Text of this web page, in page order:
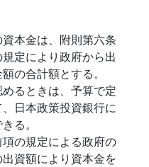
本金は、附則第六条
定により政府から出
の合計額とする。
るときは、予算で定
日本政策投資銀行に
る。
の規定による政府の
資額により資本金を